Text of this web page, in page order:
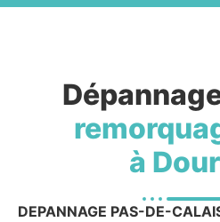
à
DEPANNAGE PAS-DE-